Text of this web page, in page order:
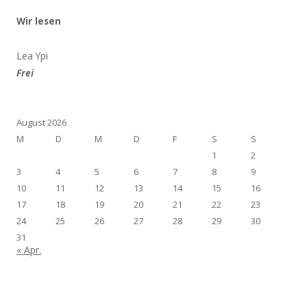
Wir lesen
Lea Ypi
Frei
August 2026
M
D M D F S
S
1
2
3
4 5 6 7 8
9
10
11 12 13 14 15
16
17
18 19 20 21 22
23
24
25 26 27 28 29
30
31
« Apr.